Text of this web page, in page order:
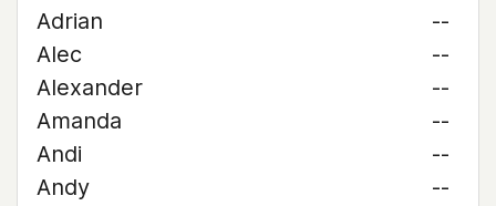
Adrian
--
Alec
--
Alexander
--
Amanda
--
Andi
--
Andy
--